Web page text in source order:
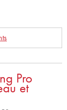
Pro
et